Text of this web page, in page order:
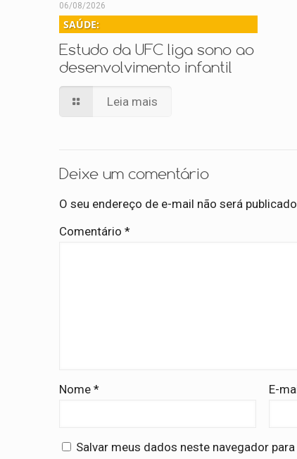
06/08/2026
SAÚDE:
Estudo da UFC liga sono ao
desenvolvimento infantil
Leia mais
Deixe um comentário
O seu endereço de e-mail não será
Comentário *
Nome * E-
Salvar meus dados neste navegador